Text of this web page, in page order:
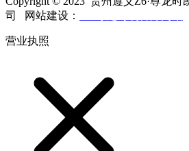
司 网站建设：
营业执照